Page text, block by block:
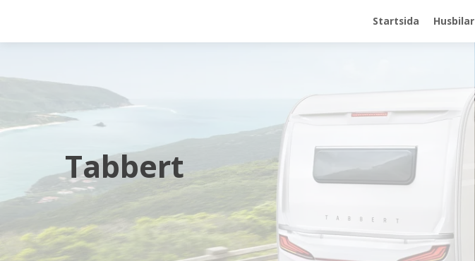
Startsida Husbilar
Tabbert